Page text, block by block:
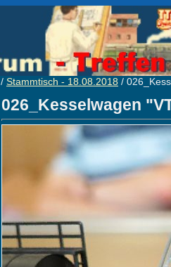
/ Stammtisch - 18.08.2018 /
026_Kesselwagen